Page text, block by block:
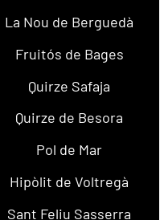
La Nou de Berguedà
Fruitós de Bages
Quirze Safaja
Quirze de Besora
Pol de Mar
Hipòlit de Voltregà
Sant Feliu Sasserra